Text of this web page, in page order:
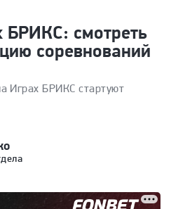
БРИКС: смотреть
соревнований
Играх БРИКС стартуют